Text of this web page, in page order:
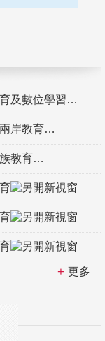
及數位學習
岸教育
教育
更多